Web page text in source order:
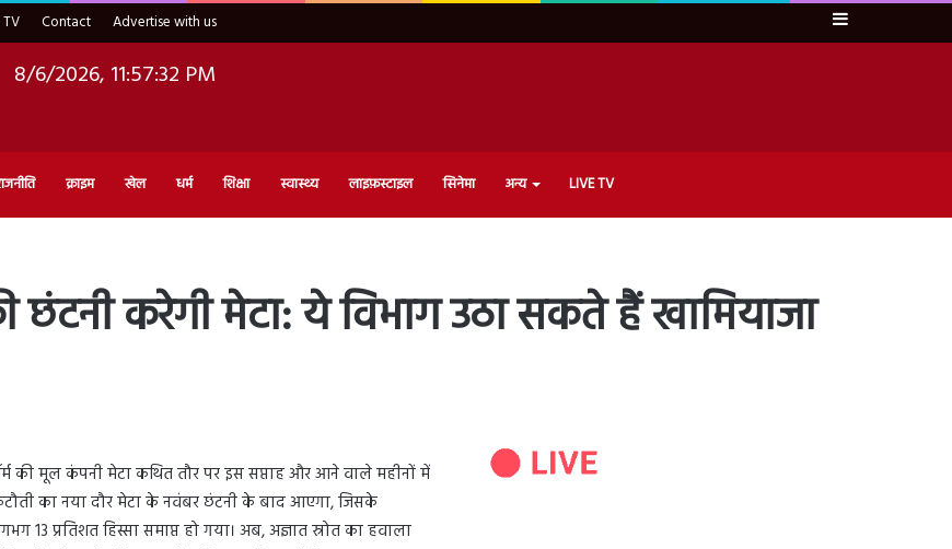
Contact Advertise with us Sidebar
8/6/2026, 11:57:33 PM
क्राइम खेल धर्म शिक्षा स्वास्थ्य लाइफ़स्टाइल सिनेमा अन्य LIVE TV
करेगी मेटा: ये विभाग उठा सकते हैं खामियाजा
की मूल कंपनी मेटा कथित तौर पर इस सप्ताह और आने वाले महीनों में
का नया दौर मेटा के नवंबर छंटनी के बाद आएगा, जिसके
प्रतिशत हिस्सा समाप्त हो गया। अब, अज्ञात स्रोत का हवाला